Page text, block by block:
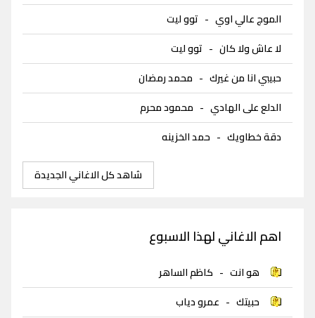
الموج عالي اوي - توو ليت
لا عاش ولا كان - توو ليت
حبيبي انا من غيرك - محمد رمضان
الدلع على الهادي - محمود محرم
دقة خطاويك - حمد الخزينه
شاهد كل الاغاني الجديدة
اهم الاغاني لهذا الاسبوع
هو انت - كاظم الساهر
حبيتك - عمرو دياب